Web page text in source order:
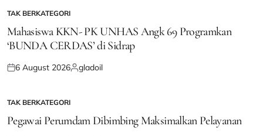
POSTED
IN
TAK BERKATEGORI
Mahasiswa KKN- PK UNHAS Angk 69 Programkan
‘BUNDA CERDAS’ di Sidrap
Posted
6 August 2026Posted
gladoil
POSTED
IN
TAK BERKATEGORI
Pegawai Perumdam Dibimbing Maksimalkan Pelayanan